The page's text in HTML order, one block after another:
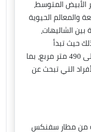
الأبيض المتوسط،
والمعالم الحيوية
بين الشاليهات،
حيث تبدأ
المساحات من 233 متر مربع وتصل الى 490 متر مربع، بما
التي تبحث عن
من مطار سفنكس